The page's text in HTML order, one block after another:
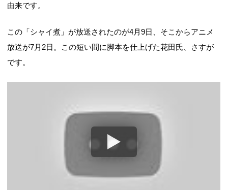
由来です。
この「シャイ煮」が放送されたのが4月9日、そこからアニメ
放送が7月2日。この短い間に脚本を仕上げた花田氏、さすが
です。